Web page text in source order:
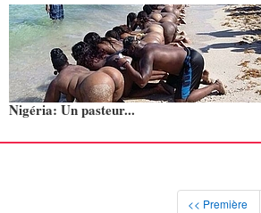
Nigéria: Un pasteur...
<< Première